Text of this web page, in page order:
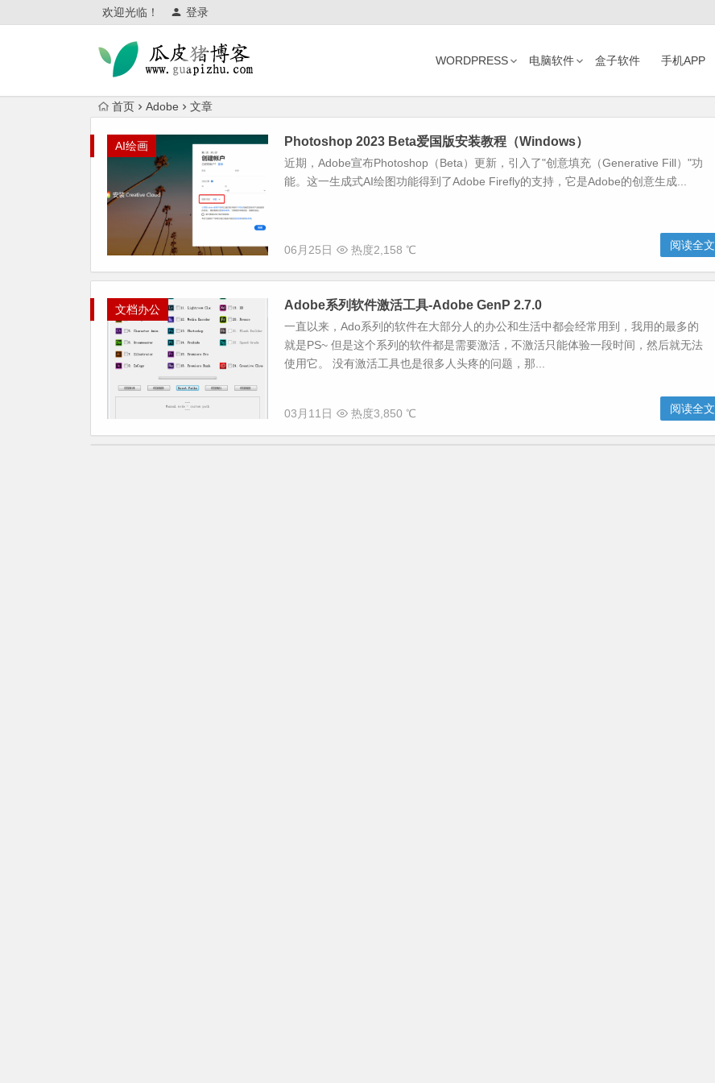
欢迎光临！ 登录
WORDPRESS 电脑软件 盒子软件 手机APP
首页 Adobe 文章
AI绘画 Photoshop 2023 Beta爱国版安装教程（Windows）
近期，Adobe宣布Photoshop（Beta）更新，引入了"创意填充（Generative Fill）"功
能。这一生成式AI绘图功能得到了Adobe Firefly的支持，它是Adobe的创意生成...
06月25日 热度2,158 ℃ 阅读全文
文档办公 Adobe系列软件激活工具-Adobe GenP 2.7.0
一直以来，Ado系列的软件在大部分人的办公和生活中都会经常用到，我用的最多的
就是PS~ 但是这个系列的软件都是需要激活，不激活只能体验一段时间，然后就无法
使用它。 没有激活工具也是很多人头疼的问题，那...
03月11日 热度3,850 ℃ 阅读全文